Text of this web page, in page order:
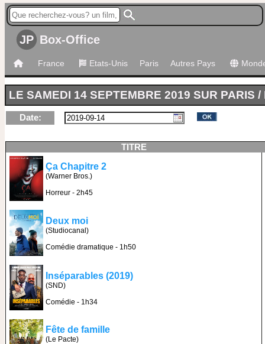
JP Box-Office
France Etats-Unis Paris Autres Pays
LE SAMEDI 14 SEPTEMBRE 2019 SUR PARIS /
Date:
TITRE
Ça Chapitre 2
(Warner Bros.)
Horreur - 2h45
Deux moi
(Studiocanal)
Comédie dramatique - 1h50
Inséparables (2019)
(SND)
Comédie - 1h34
Fête de famille
(Le Pacte)